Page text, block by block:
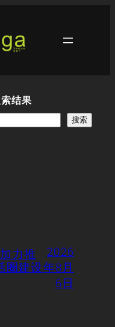
结果
搜索
力推
圈建设
2026
年8月
6日